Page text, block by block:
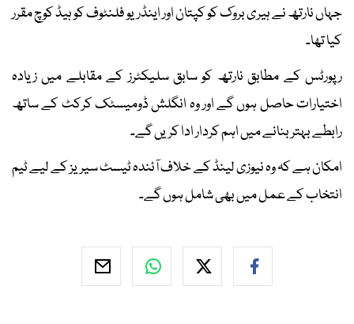
جہاں نارتھ نے ہیری بروک کو کپتان اور اینڈریو فلنٹوف کو ہیڈ کوچ مقرر
کیا تھا۔
رپورٹس کے مطابق نارتھ کو سابق سلیکٹرز کے مقابلے میں زیادہ
اختیارات حاصل ہوں گے اور وہ انگلش ڈومیسٹک کرکٹ کے ساتھ
رابطے بہتر بنانے میں اہم کردار ادا کریں گے۔
امکان ہے کہ وہ نیوزی لینڈ کے خلاف آئندہ ٹیسٹ سیریز کے لیے ٹیم
انتخاب کے عمل میں بھی شامل ہوں گے۔